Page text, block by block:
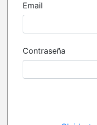
Email
Contraseña